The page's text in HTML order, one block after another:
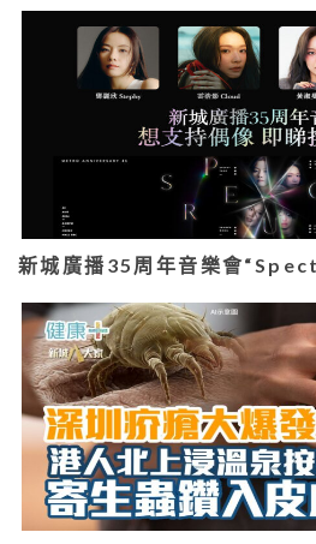
新城廣播35周年音樂會